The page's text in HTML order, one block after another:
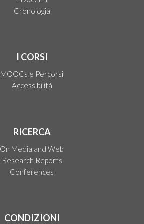
Cronologia
I CORSI
MOOCs e Percorsi
Accessibilità
RICERCA
On Media and Web
Research Reports
Conferences
CONDIZIONI